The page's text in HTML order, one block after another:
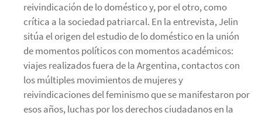
reivindicación de lo doméstico y, por el otro, como
crítica a la sociedad patriarcal. En la entrevista, Jelin
sitúa el origen del estudio de lo doméstico en la unión
de momentos políticos con momentos académicos:
viajes realizados fuera de la Argentina, contactos con
los múltiples movimientos de mujeres y
reivindicaciones del feminismo que se manifestaron por
esos años, luchas por los derechos ciudadanos en la